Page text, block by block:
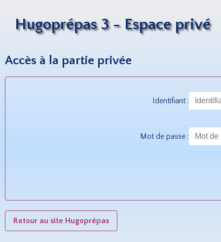
Hugoprépas 3 - Espace privé
Accès à la partie privée
Identifiant :
Mot de passe :
Retour au site Hugoprépas